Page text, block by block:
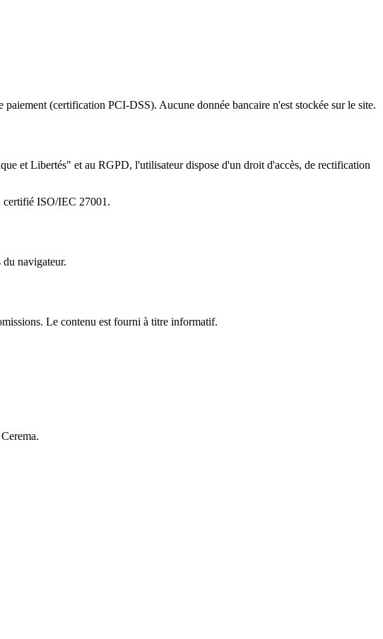
paiement (certification PCI-DSS). Aucune donnée bancaire n'est stockée sur le site.
et Libertés" et au RGPD, l'utilisateur dispose d'un droit d'accès, de rectification
certifié ISO/IEC 27001.
navigateur.
Le contenu est fourni à titre informatif.